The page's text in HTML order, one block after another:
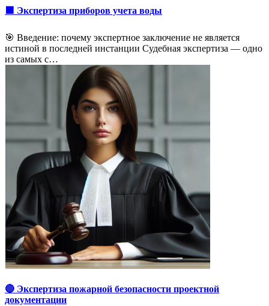
🟩 Экспертиза приборов учета воды
🎯 Введение: почему экспертное заключение не является
истиной в последней инстанции Судебная экспертиза — одно
из самых с…
🔴 Экспертиза пожарной безопасности проектной
документации